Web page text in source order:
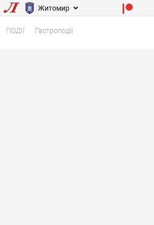
Житомир
ПОДІЇ Гастроподії